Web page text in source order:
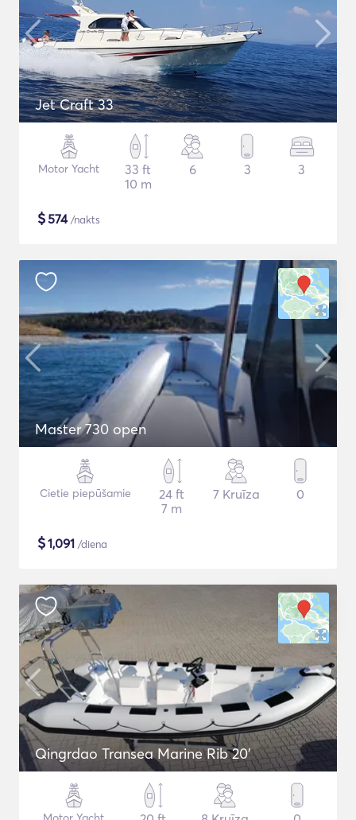
Jet Craft 33
Motor Yacht
33 ft
10 m
6 3 3
$574/nakts
Master 730 open
Cietie piepūšamie
24 ft
7 m
7 Kruīza 0
$1,091 /diena
Qingrdao Transea Marine Rib 20'